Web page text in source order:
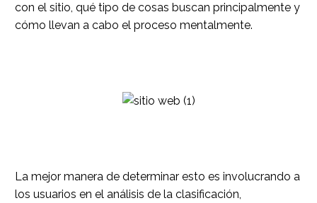
con el sitio, qué tipo de cosas buscan principalmente y
cómo llevan a cabo el proceso mentalmente.
La mejor manera de determinar esto es involucrando a
los usuarios en el análisis de la clasificación,